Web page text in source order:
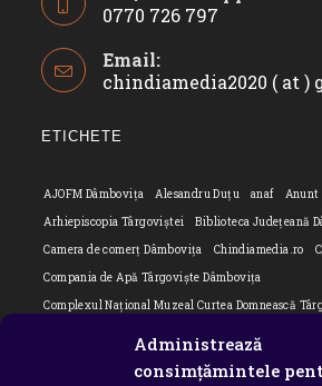
Administrează
consimțămintele
0770 726 797
in
your
Email:
chindiamedia2020 ( at )
ETICHETE
AJOFM Dâmbovița Alesandru Duțu anaf Anunt
Arhiepiscopia Târgoviștei
Biblioteca Județeană
Camera de comerț Dâmbovița
Chindiamedia.ro
Compania de Apă Târgoviște Dâmbovița
Complexul Național Muzeal Curtea Domnească
Flori Bungete